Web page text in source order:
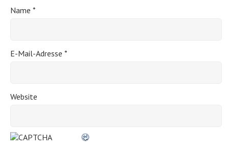
Name *
E-Mail-Adresse *
Website